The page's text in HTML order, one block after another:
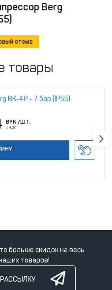
Berg
отзыв
товары
ВК‑4Р ‑ 7 бар (IP55)
BYN /ШТ.
с НДС
больше скидок на весь
товаров!